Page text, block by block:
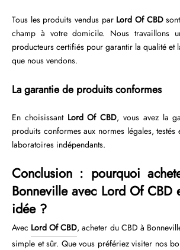
Tous les produits vendus par Lord Of CBD
champ à votre domicile. Nous travaillons
producteurs certifiés pour garantir la qualité et
que nous vendons.
La garantie de produits conformes
En choisissant Lord Of CBD, vous avez la
produits conformes aux normes légales,
laboratoires indépendants.
Conclusion : pourquoi
Bonneville avec Lord Of CBD
idée ?
Avec Lord Of CBD, acheter du CBD à
simple et sûr. Que vous préfériez visiter nos